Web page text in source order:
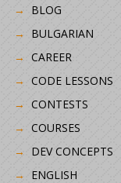
BLOG
BULGARIAN
CAREER
CODE LESSONS
CONTESTS
COURSES
DEV CONCEPTS
ENGLISH